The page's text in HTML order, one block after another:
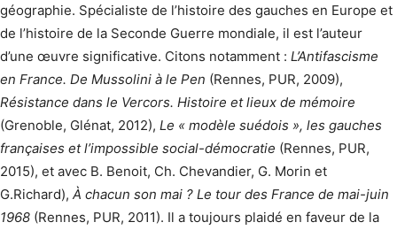
géographie. Spécialiste de l’histoire des gauches en Europe et
de l’histoire de la Seconde Guerre mondiale, il est l’auteur
d’une œuvre significative. Citons notamment : L’Antifascisme
en France. De Mussolini à le Pen (Rennes, PUR, 2009),
Résistance dans le Vercors. Histoire et lieux de mémoire
(Grenoble, Glénat, 2012), Le « modèle suédois », les gauches
françaises et l’impossible social-démocratie (Rennes, PUR,
2015), et avec B. Benoit, Ch. Chevandier, G. Morin et
G.Richard), À chacun son mai ? Le tour des France de mai-juin
1968 (Rennes, PUR, 2011). Il a toujours plaidé en faveur de la